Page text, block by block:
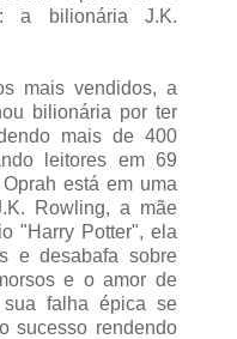
a bilionária J.K.
mais vendidos, a
bilionária por ter
mais de 400
leitores em 69
está em uma
Rowling, a mãe
"Harry Potter", ela
e desabafa sobre
e o amor de
falha épica se
sucesso rendendo